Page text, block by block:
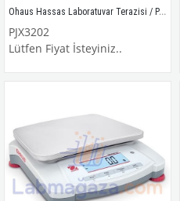
Ohaus Hassas Laboratuvar Terazisi / PJX3202
PJX3202
Lütfen Fiyat İsteyiniz..